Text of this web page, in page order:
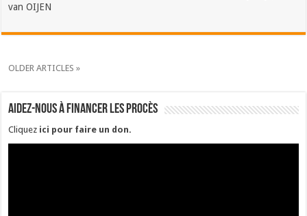
van OIJEN
OLDER ARTICLES »
Aidez-nous à financer les procès
Cliquez ici pour faire un don.